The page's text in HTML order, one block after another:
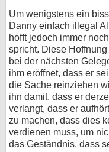
Um wenigstens ein
Danny einfach illegal
hofft jedoch immer
spricht. Diese
bei der nächsten
ihm eröffnet, dass er
die Sache reinziehen
ihn damit, dass er
verlangt, dass er
zu machen, dass dies
verdienen muss, um
das Geständnis, dass